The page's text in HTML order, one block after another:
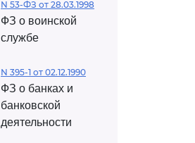
N 53-ФЗ от 28.03.1998
ФЗ о воинской
службе
N 395-1 от 02.12.1990
ФЗ о банках и
банковской
деятельности